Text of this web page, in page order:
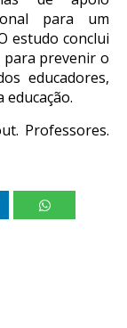
para um
estudo conclui
para prevenir o
educadores,
Professores.